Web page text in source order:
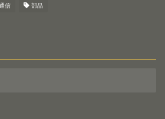
信 部品